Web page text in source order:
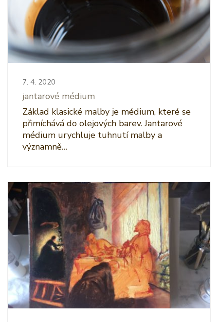
7. 4. 2020
jantarové médium
Základ klasické malby je médium, které se
přimíchává do olejových barev. Jantarové
médium urychluje tuhnutí malby a
významně…